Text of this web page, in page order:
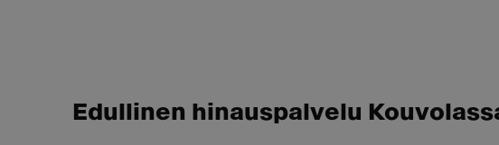
Edullinen hinauspalvelu